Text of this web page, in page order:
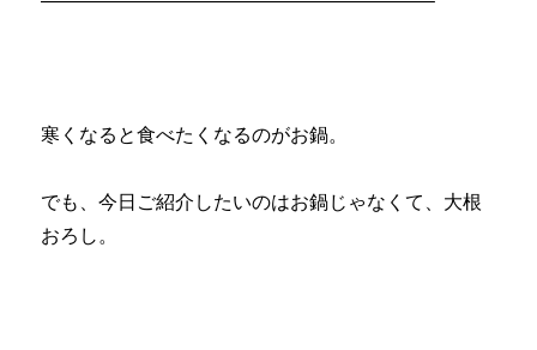
寒くなると食べたくなるのがお鍋。
でも、今日ご紹介したいのはお鍋じゃなくて、大根
おろし。